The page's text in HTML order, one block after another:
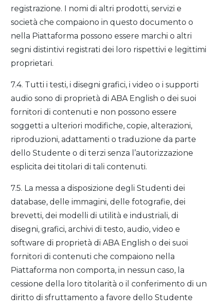
registrazione. I nomi di altri prodotti, servizi e
società che compaiono in questo documento o
nella Piattaforma possono essere marchi o altri
segni distintivi registrati dei loro rispettivi e legittimi
proprietari.
7.4. Tutti i testi, i disegni grafici, i video o i supporti
audio sono di proprietà di ABA English o dei suoi
fornitori di contenuti e non possono essere
soggetti a ulteriori modifiche, copie, alterazioni,
riproduzioni, adattamenti o traduzione da parte
dello Studente o di terzi senza l’autorizzazione
esplicita dei titolari di tali contenuti.
7.5. La messa a disposizione degli Studenti dei
database, delle immagini, delle fotografie, dei
brevetti, dei modelli di utilità e industriali, di
disegni, grafici, archivi di testo, audio, video e
software di proprietà di ABA English o dei suoi
fornitori di contenuti che compaiono nella
Piattaforma non comporta, in nessun caso, la
cessione della loro titolarità o il conferimento di un
diritto di sfruttamento a favore dello Studente